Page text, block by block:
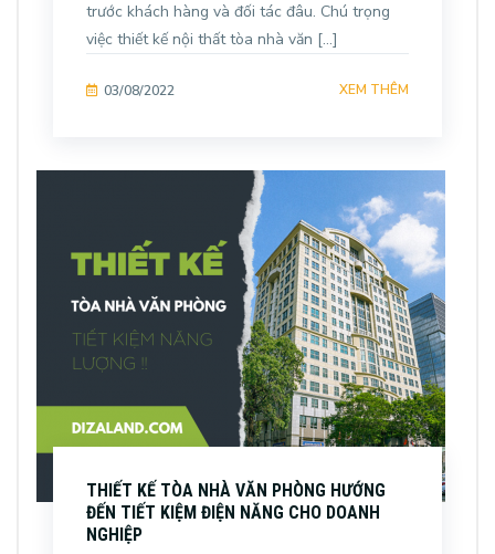
trước khách hàng và đối tác đâu. Chú trọng
việc thiết kế nội thất tòa nhà văn […]
03/08/2022 XEM THÊM
THIẾT KẾ TÒA NHÀ VĂN PHÒNG HƯỚNG
ĐẾN TIẾT KIỆM ĐIỆN NĂNG CHO DOANH
NGHIỆP